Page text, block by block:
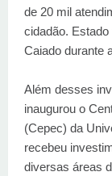
de 20 mil
cidadão.
Caiado durante
Além desses
inaugurou o
(Cepec) da
recebeu
diversas áreas